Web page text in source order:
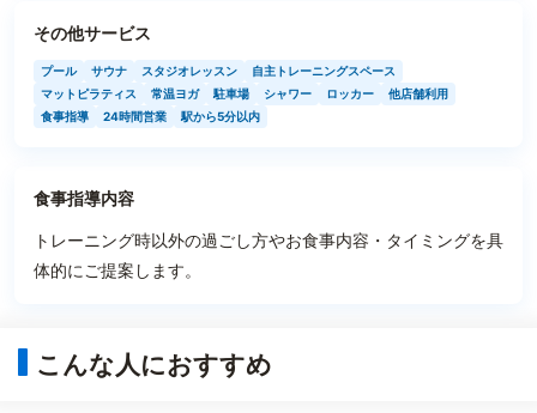
その他サービス
プール サウナ スタジオレッスン
自主トレーニングスペース
マットピラティス
常温ヨガ 駐車場 シャワー ロッカー
他店舗利用
食事指導
24時間営業 駅から5分以内
食事指導内容
トレーニング時以外の過ごし方やお食事内容・タイミングを具
体的にご提案します。
こんな人におすすめ